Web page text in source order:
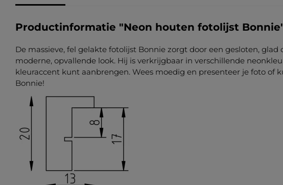
Productinformatie "Neon houten fotolijst
De massieve, fel gelakte fotolijst Bonnie zorgt door een gesloten, glad
moderne, opvallende look. Hij is verkrijgbaar in verschillende
kleuraccent kunt aanbrengen. Wees moedig en presenteer je foto of
Bonnie!